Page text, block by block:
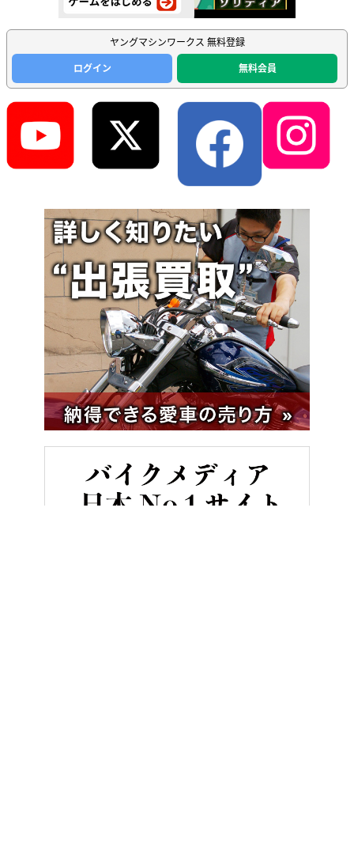
ヤングマシンワークス 無料登録
ログイン
無料会員